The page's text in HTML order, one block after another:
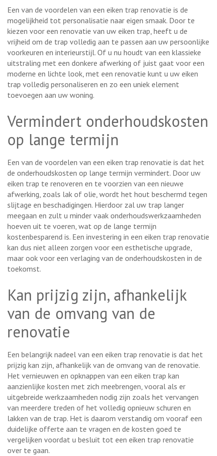
Een van de voordelen van een eiken trap renovatie is de
mogelijkheid tot personalisatie naar eigen smaak. Door te
kiezen voor een renovatie van uw eiken trap, heeft u de
vrijheid om de trap volledig aan te passen aan uw persoonlijke
voorkeuren en interieurstijl. Of u nu houdt van een klassieke
uitstraling met een donkere afwerking of juist gaat voor een
moderne en lichte look, met een renovatie kunt u uw eiken
trap volledig personaliseren en zo een uniek element
toevoegen aan uw woning.
Vermindert onderhoudskosten
op lange termijn
Een van de voordelen van een eiken trap renovatie is dat het
de onderhoudskosten op lange termijn vermindert. Door uw
eiken trap te renoveren en te voorzien van een nieuwe
afwerking, zoals lak of olie, wordt het hout beschermd tegen
slijtage en beschadigingen. Hierdoor zal uw trap langer
meegaan en zult u minder vaak onderhoudswerkzaamheden
hoeven uit te voeren, wat op de lange termijn
kostenbesparend is. Een investering in een eiken trap renovatie
kan dus niet alleen zorgen voor een esthetische upgrade,
maar ook voor een verlaging van de onderhoudskosten in de
toekomst.
Kan prijzig zijn, afhankelijk
van de omvang van de
renovatie
Een belangrijk nadeel van een eiken trap renovatie is dat het
prijzig kan zijn, afhankelijk van de omvang van de renovatie.
Het vernieuwen en opknappen van een eiken trap kan
aanzienlijke kosten met zich meebrengen, vooral als er
uitgebreide werkzaamheden nodig zijn zoals het vervangen
van meerdere treden of het volledig opnieuw schuren en
lakken van de trap. Het is daarom verstandig om vooraf een
duidelijke offerte aan te vragen en de kosten goed te
vergelijken voordat u besluit tot een eiken trap renovatie
over te gaan.